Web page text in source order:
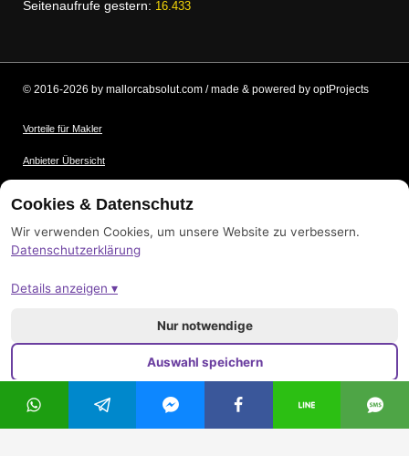
Seitenaufrufe gestern: 16.433
© 2016-2026 by mallorcabsolut.com / made & powered by optProjects
Vorteile für Makler
Anbieter Übersicht
Bildnachweis
Impressum
Cookies & Datenschutz
Wir verwenden Cookies, um unsere Website zu verbessern.
Datenschutzerklärung
Details anzeigen ▾
Nur notwendige
Auswahl speichern
Alle akzeptieren